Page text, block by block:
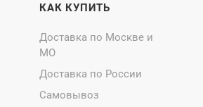
КАК КУПИТЬ
Доставка по Москве и
МО
Доставка по России
Самовывоз